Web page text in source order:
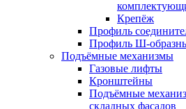
Крепёж
Профиль
Профиль Ш-
Подъёмные механизмы
Газовые лифты
Кронштейны
Подъёмные
складных фасадов